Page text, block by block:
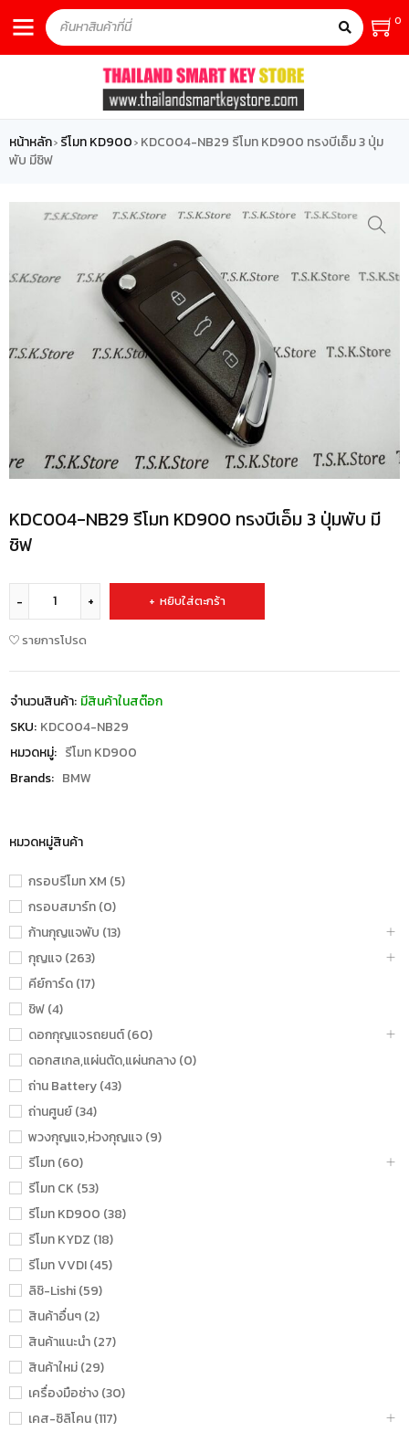
0
หน้าหลัก› รีโมท KD900› KDC004-NB29 รีโมท KD900 ทรงบีเอ็ม 3 ปุ่ม
พับ มีชิฟ
หมวดหมู่สินค้า
กรอบรีโมท XM (5)
กรอบสมาร์ท (0)
ก้านกุญแจพับ (13)
กุญแจ (263)
คีย์การ์ด (17)
ชิฟ (4)
ดอกกุญแจรถยนต์ (60)
ดอกสเกล,แผ่นตัด,แผ่นกลาง (0)
ถ่าน Battery (43)
ถ่านศูนย์ (34)
พวงกุญแจ,ห่วงกุญแจ (9)
รีโมท (60)
รีโมท CK (53)
รีโมท KD900 (38)
รีโมท KYDZ (18)
รีโมท VVDI (45)
ลิชิ-Lishi (59)
สินค้าอื่นๆ (2)
สินค้าแนะนำ (27)
สินค้าใหม่ (29)
เครื่องมือช่าง (30)
เคส-ซิลิโคน (117)
KDC004-NB29 รีโมท KD900 ทรงบีเอ็ม 3 ปุ่มพับ มี
ชิฟ
หยิบใส่ตะกร้า
รายการโปรด
จำนวนสินค้า: มีสินค้าในสต๊อก
SKU: KDC004-NB29
หมวดหมู่: รีโมท KD900
Brands: BMW